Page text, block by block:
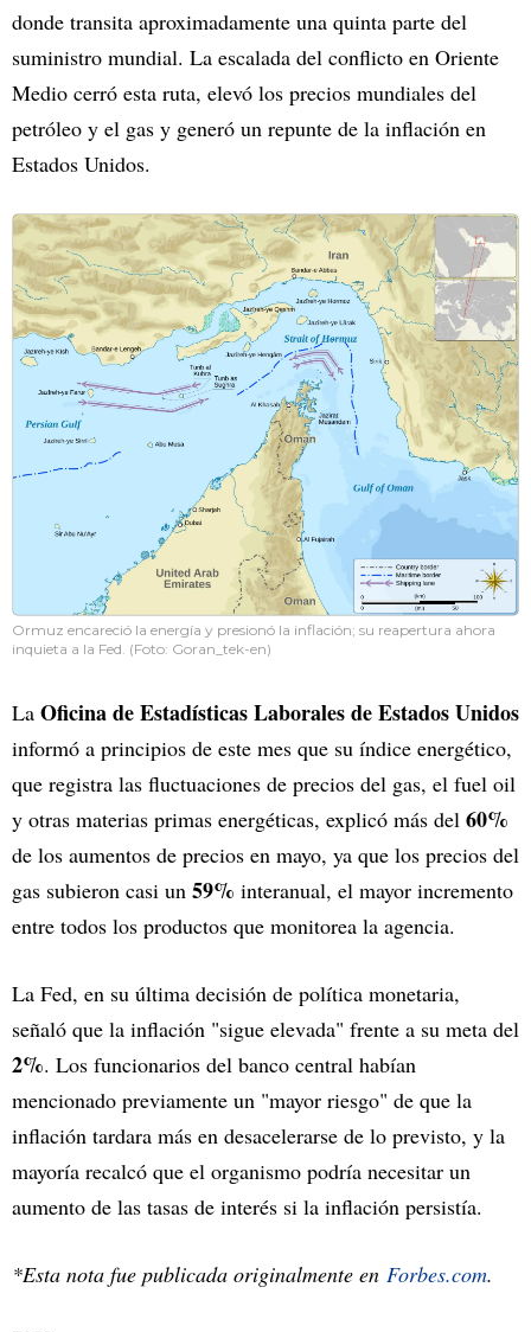
donde transita aproximadamente una quinta parte del
suministro mundial. La escalada del conflicto en Oriente
Medio cerró esta ruta, elevó los precios mundiales del
petróleo y el gas y generó un repunte de la inflación en
Estados Unidos.
Ormuz encareció la energía y presionó la inflación; su reapertura ahora
inquieta a la Fed. (Foto: Goran_tek-en)
La Oficina de Estadísticas Laborales de Estados Unidos
informó a principios de este mes que su índice energético,
que registra las fluctuaciones de precios del gas, el fuel oil
y otras materias primas energéticas, explicó más del 60%
de los aumentos de precios en mayo, ya que los precios del
gas subieron casi un 59% interanual, el mayor incremento
entre todos los productos que monitorea la agencia.
La Fed, en su última decisión de política monetaria,
señaló que la inflación "sigue elevada" frente a su meta del
2%. Los funcionarios del banco central habían
mencionado previamente un "mayor riesgo" de que la
inflación tardara más en desacelerarse de lo previsto, y la
mayoría recalcó que el organismo podría necesitar un
aumento de las tasas de interés si la inflación persistía.
*Esta nota fue publicada originalmente en Forbes.com.